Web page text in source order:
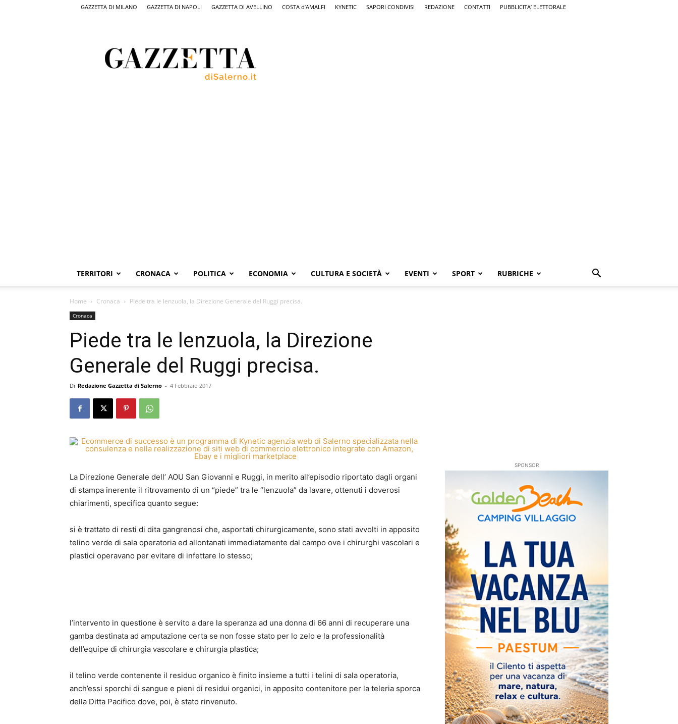
GAZZETTA DI MILANO GAZZETTA DI NAPOLI GAZZETTA DI AVELLINO COSTA d’AMALFI KYNETIC SAPORI CONDIVISI REDAZIONE CONTATTI PUBBLICITA’ ELETTORALE
Salerno,
il
quotidiano
TERRITORI CRONACA POLITICA ECONOMIA CULTURA E SOCIETÀ EVENTI SPORT RUBRICHE
Home Cronaca Piede tra le lenzuola, la Direzione Generale del Ruggi precisa.
Cronaca
Piede tra le lenzuola, la Direzione
Generale del Ruggi precisa.
Di Redazione Gazzetta di Salerno - 4 Febbraio 2017
La Direzione Generale dell’ AOU San Giovanni e Ruggi, in merito all’episodio riportato dagli organi
di stampa inerente il ritrovamento di un “piede” tra le “lenzuola” da lavare, ottenuti i doverosi
chiarimenti, specifica quanto segue:
si è trattato di resti di dita gangrenosi che, asportati chirurgicamente, sono stati avvolti in apposito
telino verde di sala operatoria ed allontanati immediatamente dal campo ove i chirurghi vascolari e
plastici operavano per evitare di infettare lo stesso;
l’intervento in questione è servito a dare la speranza ad una donna di 66 anni di recuperare una
gamba destinata ad amputazione certa se non fosse stato per lo zelo e la professionalità
dell’equipe di chirurgia vascolare e chirurgia plastica;
il telino verde contenente il residuo organico è finito insieme a tutti i telini di sala operatoria,
anch’essi sporchi di sangue e pieni di residui organici, in apposito contenitore per la teleria sporca
della Ditta Pacifico dove, poi, è stato rinvenuto.
SPONSOR